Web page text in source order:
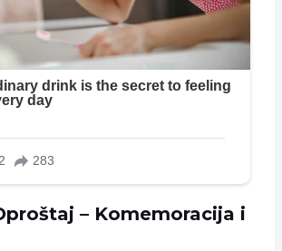
– Komemoracija i